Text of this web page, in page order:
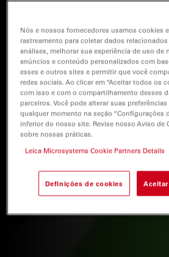
Nós e nossos fornecedores usamos cookies
rastreamento para coletar dados relacionados
análises, melhorar sua experiência de uso de
anúncios e conteúdo personalizados com
esses e outros sites e permitir que você
redes sociais. Ao clicar em “Aceitar todos os
com isso e com o compartilhamento desses
parceiros. Você pode alterar suas
qualquer momento na seção “Configurações
inferior do nosso site. Revise nosso Aviso de
sobre nossas práticas.
Leica Microsystems Cookie Partners Details
Definições de cookies